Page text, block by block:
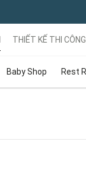
Baby Shop Rest
THIẾT KẾ THI CÔNG